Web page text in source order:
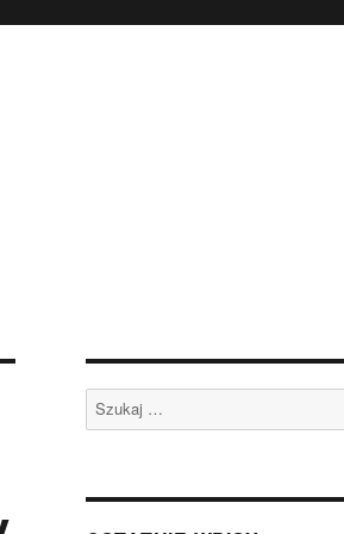
Szukaj: